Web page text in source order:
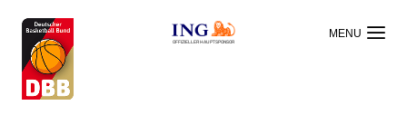
OFFIZIELLER HAUPTSPONSOR